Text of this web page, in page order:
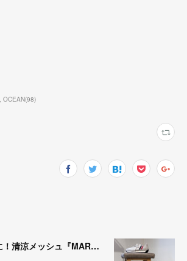
OCEAN(98)
夏の足元を軽やかに！清涼メッシュ『MARATHON-ME2』